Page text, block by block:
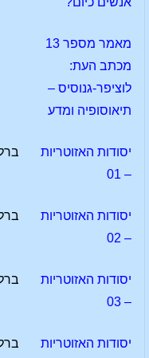
מאמר מספר 13
מכתב העת:
לוציפר-גנוסיס –
תיאוסופיה ומדע
יסודות האזוטריות
– 01
יסודות האזוטריות
– 02
יסודות האזוטריות
– 03
יסודות האזוטריות